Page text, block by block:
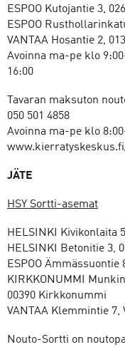
ESPOO Kutojantie 3,
ESPOO
VANTAA Hosantie 2,
Avoinna ma-pe klo
16:00
Tavaran maksuton
050 501 4858
Avoinna ma-pe klo
JÄTE
HSY Sortti-asemat
HELSINKI Kivikonlaita
HELSINKI Betonitie 3,
ESPOO Ämmässuontie
KIRKKONUMMI
00390 Kirkkonummi
VANTAA Klemmintie 7,
Nouto-Sortti on